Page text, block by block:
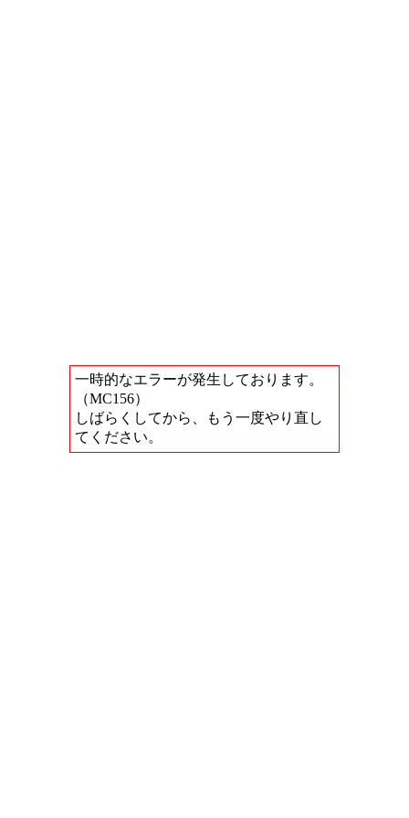
一時的なエラーが発生しております。
（MC156）
しばらくしてから、もう一度やり直し
てください。